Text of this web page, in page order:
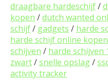
draagbare hardeschijf/
kopen /dutch wanted
schijf/ gadgets / harde
harde schijf online kopen
schijven / harde schijven
zwart/snelle opslag/
activity tracker